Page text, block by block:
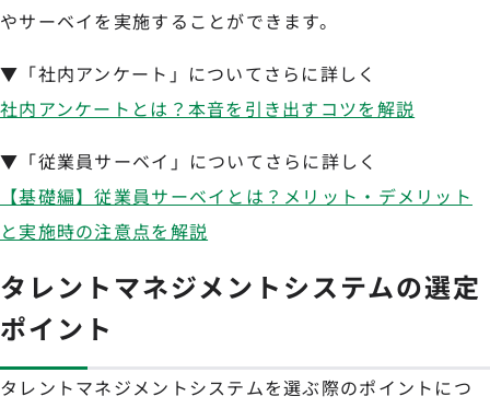
やサーベイを実施することができます。
▼「社内アンケート」についてさらに詳しく
社内アンケートとは？本音を引き出すコツを解説
▼「従業員サーベイ」についてさらに詳しく
【基礎編】従業員サーベイとは？メリット・デメリット
と実施時の注意点を解説
タレントマネジメントシステムの選定
ポイント
タレントマネジメントシステムを選ぶ際のポイントにつ